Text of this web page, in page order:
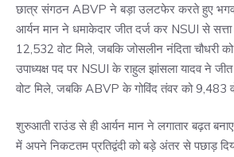
छात्र संगठन ABVP ने बड़ा उलटफेर करते हुए भगवा
आर्यन मान ने धमाकेदार जीत दर्ज कर NSUI से
12,532 वोट मिले, जबकि जोसलीन नंदिता चौधरी
उपाध्यक्ष पद पर NSUI के राहुल झांसला यादव ने
वोट मिले, जबकि ABVP के गोविंद तंवर को 9,483
शुरुआती राउंड से ही आर्यन मान ने लगातार बढ़त
में अपने निकटतम प्रतिद्वंदी को बड़े अंतर से पछाड़